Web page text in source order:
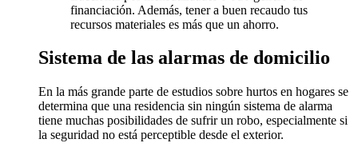
financiación. Además, tener a buen recaudo tus
recursos materiales es más que un ahorro.
Sistema de las alarmas de domicilio
En la más grande parte de estudios sobre hurtos en hogares se
determina que una residencia sin ningún sistema de alarma
tiene muchas posibilidades de sufrir un robo, especialmente si
la seguridad no está perceptible desde el exterior.